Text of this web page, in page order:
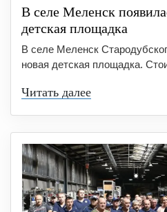
В селе Меленск
детская площадка
В селе Меленск
новая детская площадка.
Читать далее